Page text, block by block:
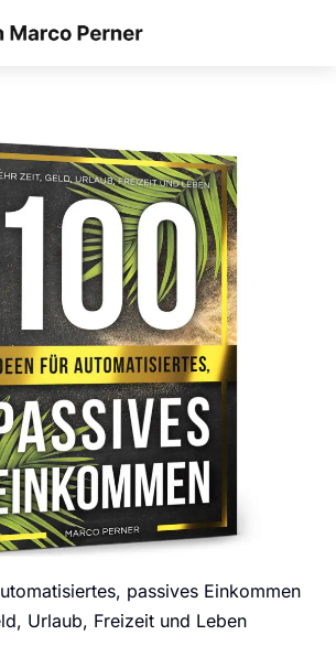
passives Einkommen
Urlaub, Freizeit und Leben